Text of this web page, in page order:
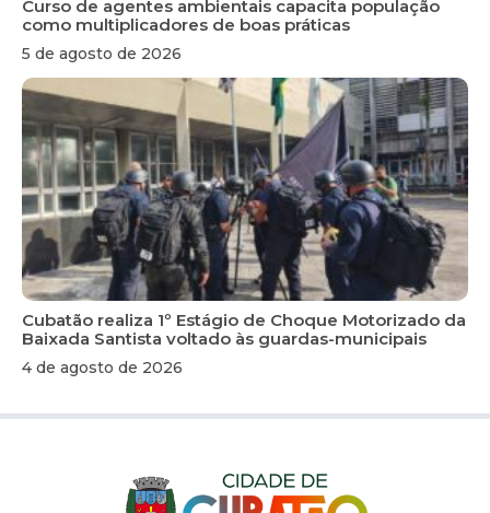
Curso de agentes ambientais capacita população
como multiplicadores de boas práticas
5 de agosto de 2026
Cubatão realiza 1º Estágio de Choque Motorizado da
Baixada Santista voltado às guardas-municipais
4 de agosto de 2026